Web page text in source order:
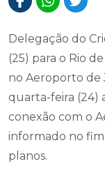
Delegação do
(25) para o Rio
no Aeroporto de
quarta-feira (24)
conexão com o
informado no
planos.